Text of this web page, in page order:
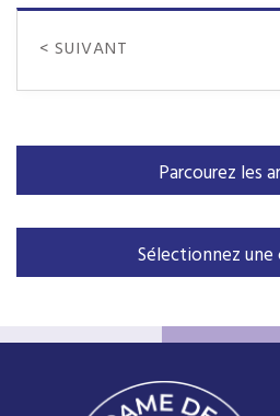
< SUIVANT
Parcourez les
Sélectionnez